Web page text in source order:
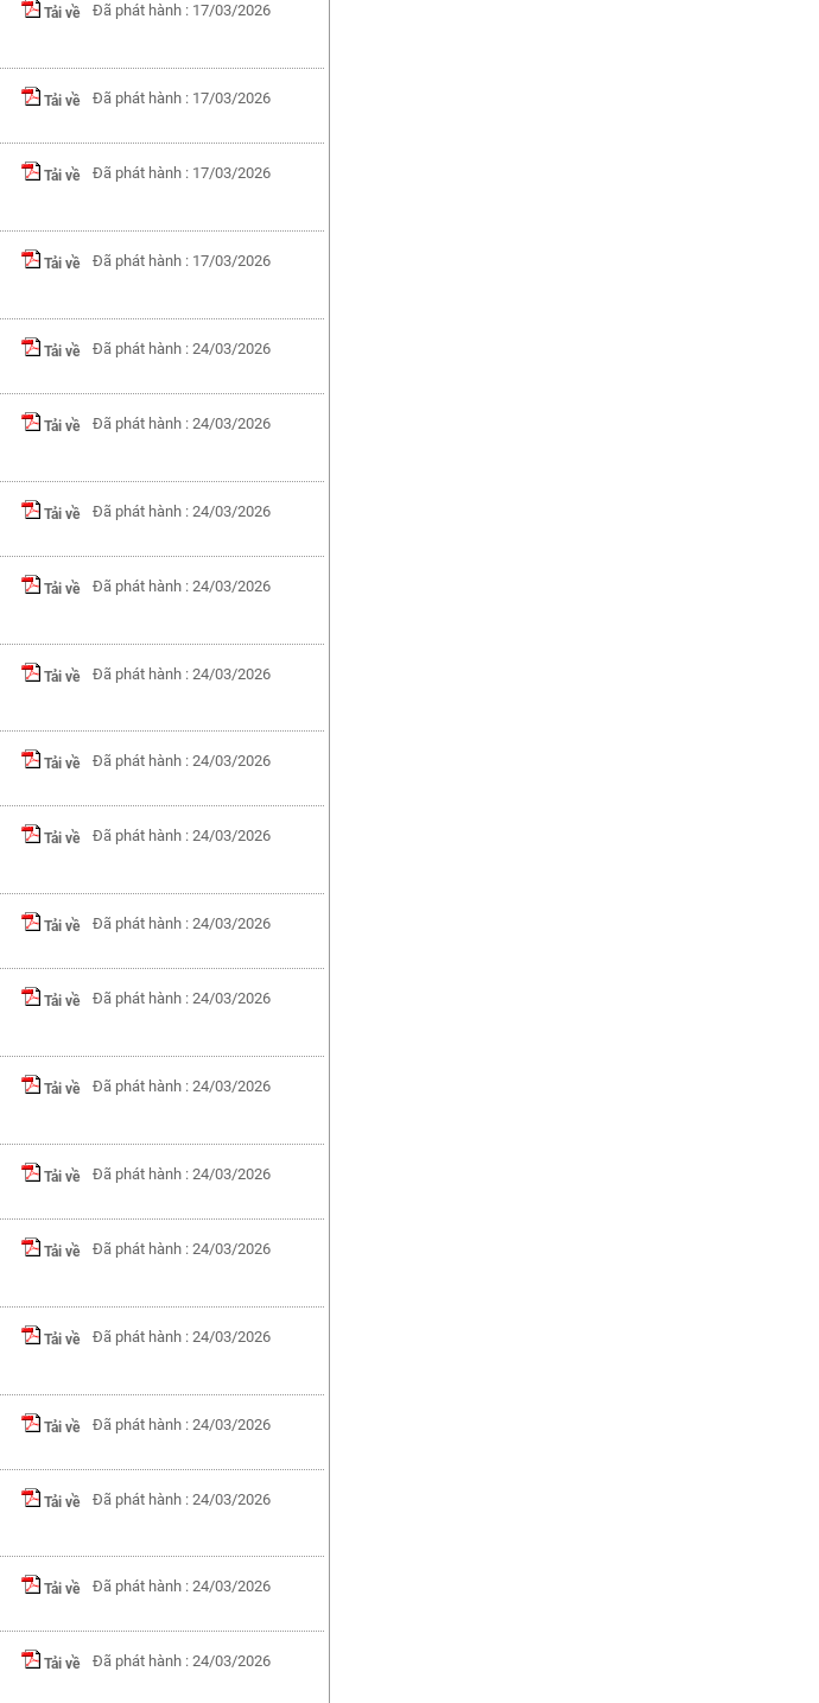
Tải về Đã phát hành : 17/03/2026
Tải về Đã phát hành : 17/03/2026
Tải về Đã phát hành : 17/03/2026
Tải về Đã phát hành : 17/03/2026
Tải về Đã phát hành : 24/03/2026
Tải về Đã phát hành : 24/03/2026
Tải về Đã phát hành : 24/03/2026
Tải về Đã phát hành : 24/03/2026
Tải về Đã phát hành : 24/03/2026
Tải về Đã phát hành : 24/03/2026
Tải về Đã phát hành : 24/03/2026
Tải về Đã phát hành : 24/03/2026
Tải về Đã phát hành : 24/03/2026
Tải về Đã phát hành : 24/03/2026
Tải về Đã phát hành : 24/03/2026
Tải về Đã phát hành : 24/03/2026
Tải về Đã phát hành : 24/03/2026
Tải về Đã phát hành : 24/03/2026
Tải về Đã phát hành : 24/03/2026
Tải về Đã phát hành : 24/03/2026
Tải về Đã phát hành : 24/03/2026